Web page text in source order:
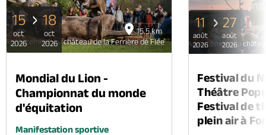
15.5 km
Appartement au château de la Ferrière de Flée
15
oct
2026
18
oct
2026
Mondial du Lion -
Championnat du monde
d'équitation
Manifestation sportive
Appartement au
11
août
2026
27
août
2026
Festival du
Théâtre
Festival de
plein air à